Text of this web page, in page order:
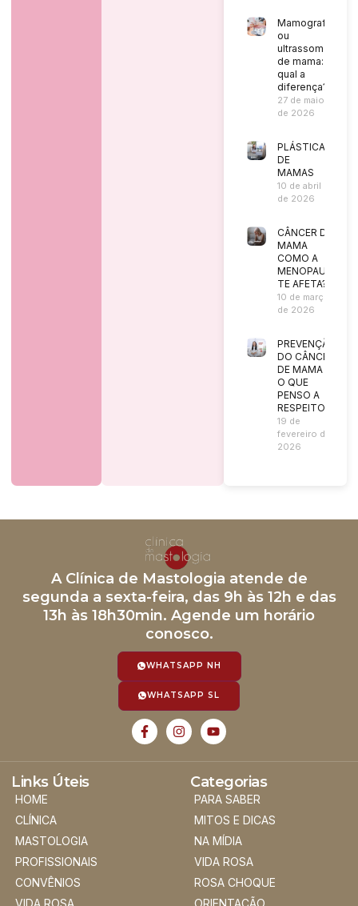
Mamografia
ou
ultrassom
de mama:
qual a
diferença?
27 de maio
de 2026
PLÁSTICA
DE
MAMAS
10 de abril
de 2026
CÂNCER DE
MAMA
COMO A
MENOPAUSA
TE AFETA?
10 de março
de 2026
PREVENÇÃO
DO CÂNCER
DE MAMA |
O QUE
PENSO A
RESPEITO?
19 de
fevereiro de
2026
A Clínica de Mastologia atende de
segunda a sexta-feira, das 9h às 12h e das
13h às 18h30min. Agende um horário
conosco.
WHATSAPP NH
WHATSAPP SL
Links Úteis
HOME
CLÍNICA
MASTOLOGIA
PROFISSIONAIS
CONVÊNIOS
VIDA ROSA
Categorias
PARA SABER
MITOS E DICAS
NA MÍDIA
VIDA ROSA
ROSA CHOQUE
ORIENTAÇÃO